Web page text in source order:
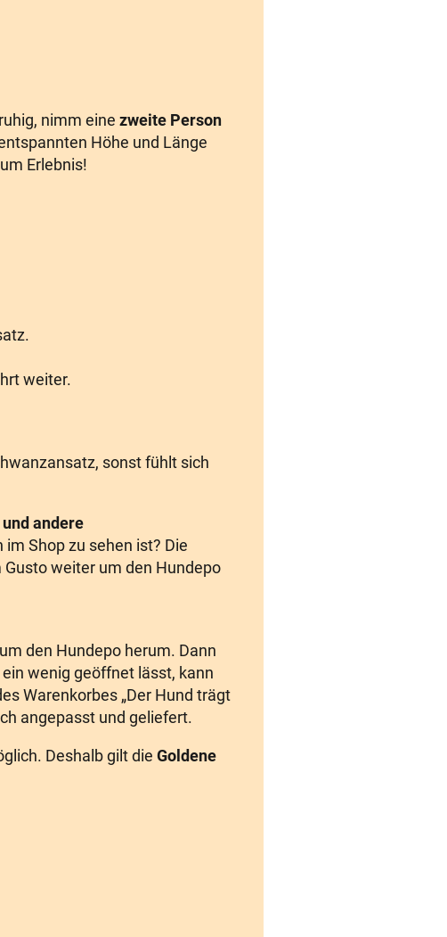
nimm eine zweite Person
Höhe und Länge
Erlebnis!
weiter.
sonst fühlt sich
andere
Shop zu sehen ist? Die
weiter um den Hundepo
um den Hundepo herum. Dann
wenig geöffnet lässt, kann
Warenkorbes „Der Hund trägt
angepasst und geliefert.
Deshalb gilt die Goldene